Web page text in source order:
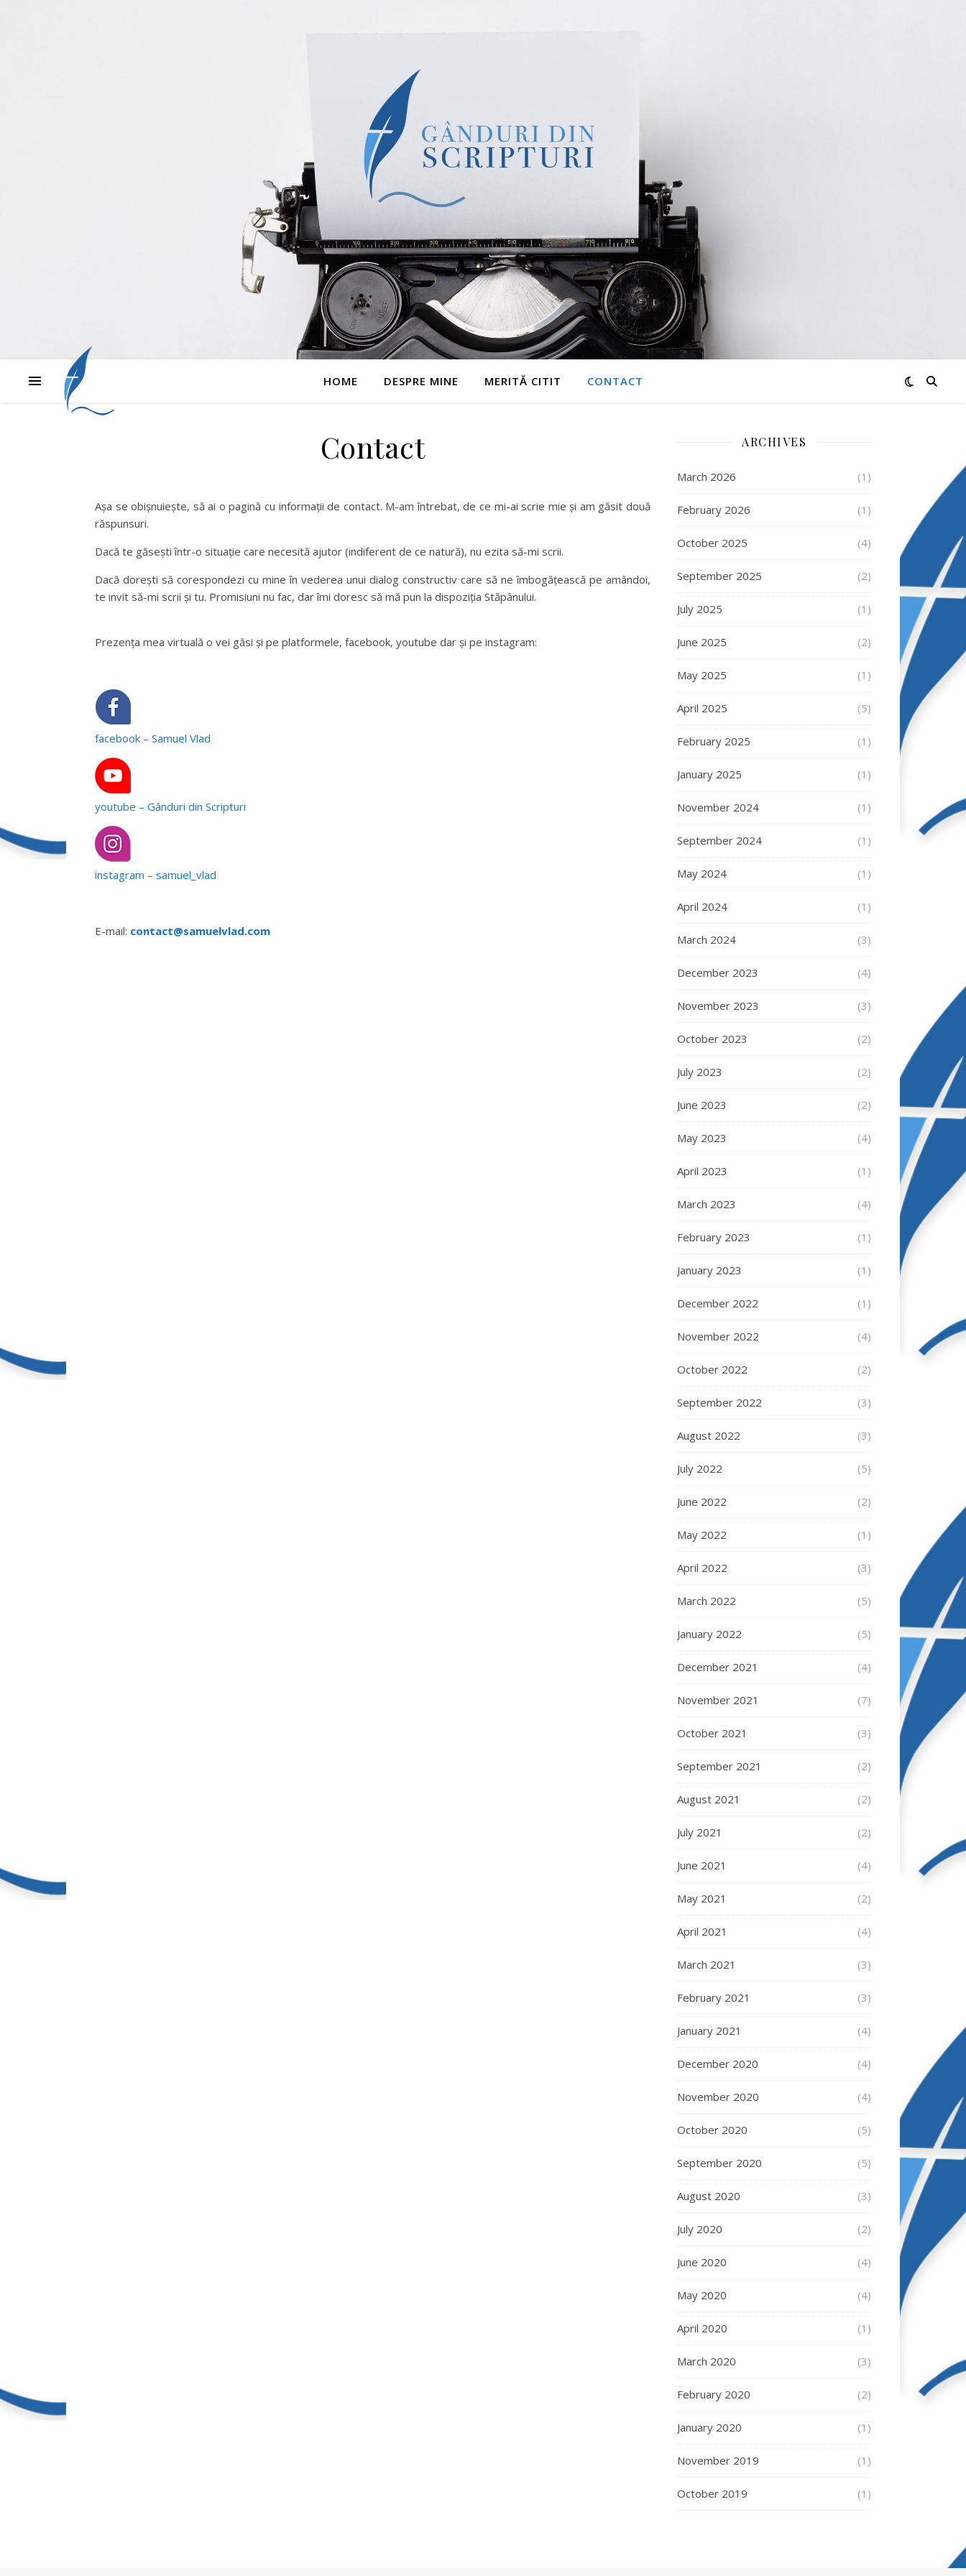
HOME DESPRE MINE MERITĂ CITIT CONTACT
Contact
Așa se obișnuiește, să ai o pagină cu informații de contact. M-am întrebat, de ce mi-ai scrie mie și am găsit două
răspunsuri.
Dacă te găsești într-o situație care necesită ajutor (indiferent de ce natură), nu ezita să-mi scrii.
Dacă dorești să corespondezi cu mine în vederea unui dialog constructiv care să ne îmbogățească pe amândoi,
te invit să-mi scrii și tu. Promisiuni nu fac, dar îmi doresc să mă pun la dispoziția Stăpânului.
Prezența mea virtuală o vei găsi și pe platformele, facebook, youtube dar și pe instagram:
facebook – Samuel Vlad
youtube – Gânduri din Scripturi
instagram – samuel_vlad
E-mail: contact@samuelvlad.com
ARCHIVES
March 2026 (1)
February 2026 (1)
October 2025 (4)
September 2025 (2)
July 2025 (1)
June 2025 (2)
May 2025 (1)
April 2025 (5)
February 2025 (1)
January 2025 (1)
November 2024 (1)
September 2024 (1)
May 2024 (1)
April 2024 (1)
March 2024 (3)
December 2023 (4)
November 2023 (3)
October 2023 (2)
July 2023 (2)
June 2023 (2)
May 2023 (4)
April 2023 (1)
March 2023 (4)
February 2023 (1)
January 2023 (1)
December 2022 (1)
November 2022 (4)
October 2022 (2)
September 2022 (3)
August 2022 (3)
July 2022 (5)
June 2022 (2)
May 2022 (1)
April 2022 (3)
March 2022 (5)
January 2022 (5)
December 2021 (4)
November 2021 (7)
October 2021 (3)
September 2021 (2)
August 2021 (2)
July 2021 (2)
June 2021 (4)
May 2021 (2)
April 2021 (4)
March 2021 (3)
February 2021 (3)
January 2021 (4)
December 2020 (4)
November 2020 (4)
October 2020 (5)
September 2020 (5)
August 2020 (3)
July 2020 (2)
June 2020 (4)
May 2020 (4)
April 2020 (1)
March 2020 (3)
February 2020 (2)
January 2020 (1)
November 2019 (1)
October 2019 (1)